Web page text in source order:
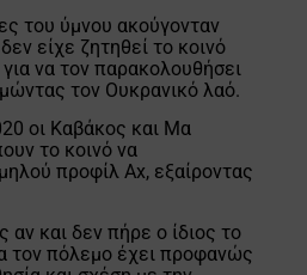
του ύμνου ακούγονταν
είχε ζητηθεί το κοινό
να τον παρακολουθήσει
τον Ουκρανικό λαό.
οι Καβάκος και Μα
το κοινό να
προφίλ Ax, εξαίροντας
αν και δεν πήρε ο ίδιος το
τον πόλεμο έχει προφανώς